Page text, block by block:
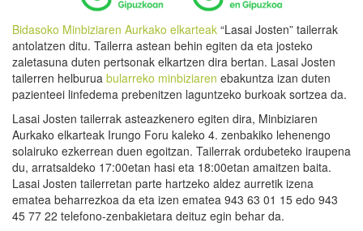
Bidasoko Minbiziaren Aurkako elkarteak “Lasai Josten” tailerrak
antolatzen ditu. Tailerra astean behin egiten da eta josteko
zaletasuna duten pertsonak elkartzen dira bertan. Lasai Josten
tailerren helburua bularreko minbiziaren ebakuntza izan duten
pazienteei linfedema prebenitzen laguntzeko burkoak sortzea da.
Lasai Josten tailerrak asteazkenero egiten dira, Minbiziaren
Aurkako elkarteak Irungo Foru kaleko 4. zenbakiko lehenengo
solairuko ezkerrean duen egoitzan. Tailerrak ordubeteko iraupena
du, arratsaldeko 17:00etan hasi eta 18:00etan amaitzen baita.
Lasai Josten tailerretan parte hartzeko aldez aurretik izena
ematea beharrezkoa da eta izen ematea 943 63 01 15 edo 943
45 77 22 telefono-zenbakietara deituz egin behar da.